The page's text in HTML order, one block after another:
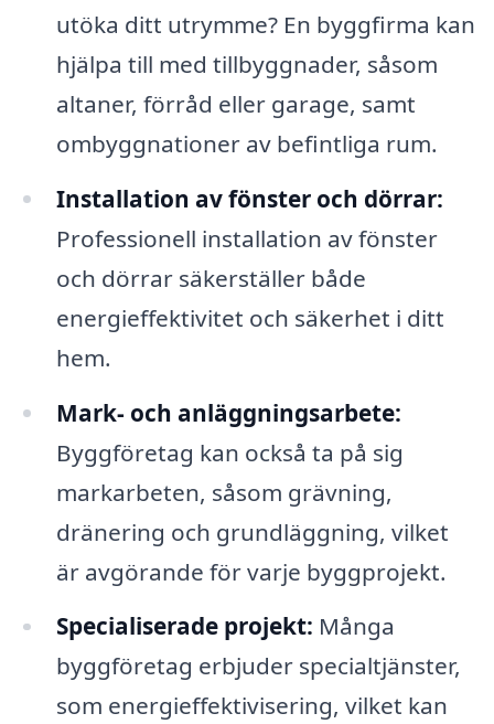
utöka ditt utrymme? En byggfirma kan
hjälpa till med tillbyggnader, såsom
altaner, förråd eller garage, samt
ombyggnationer av befintliga rum.
Installation av fönster och dörrar:
Professionell installation av fönster
och dörrar säkerställer både
energieffektivitet och säkerhet i ditt
hem.
Mark- och anläggningsarbete:
Byggföretag kan också ta på sig
markarbeten, såsom grävning,
dränering och grundläggning, vilket
är avgörande för varje byggprojekt.
Specialiserade projekt: Många
byggföretag erbjuder specialtjänster,
som energieffektivisering, vilket kan